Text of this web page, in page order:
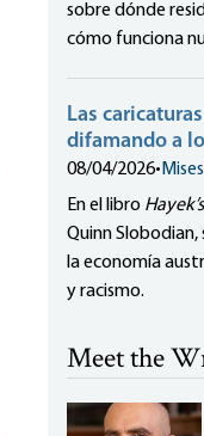
sobre dónde
cómo funciona
Las
difamando a
08/04/2026•
En el libro
Quinn
la economía
y racismo.
Meet the